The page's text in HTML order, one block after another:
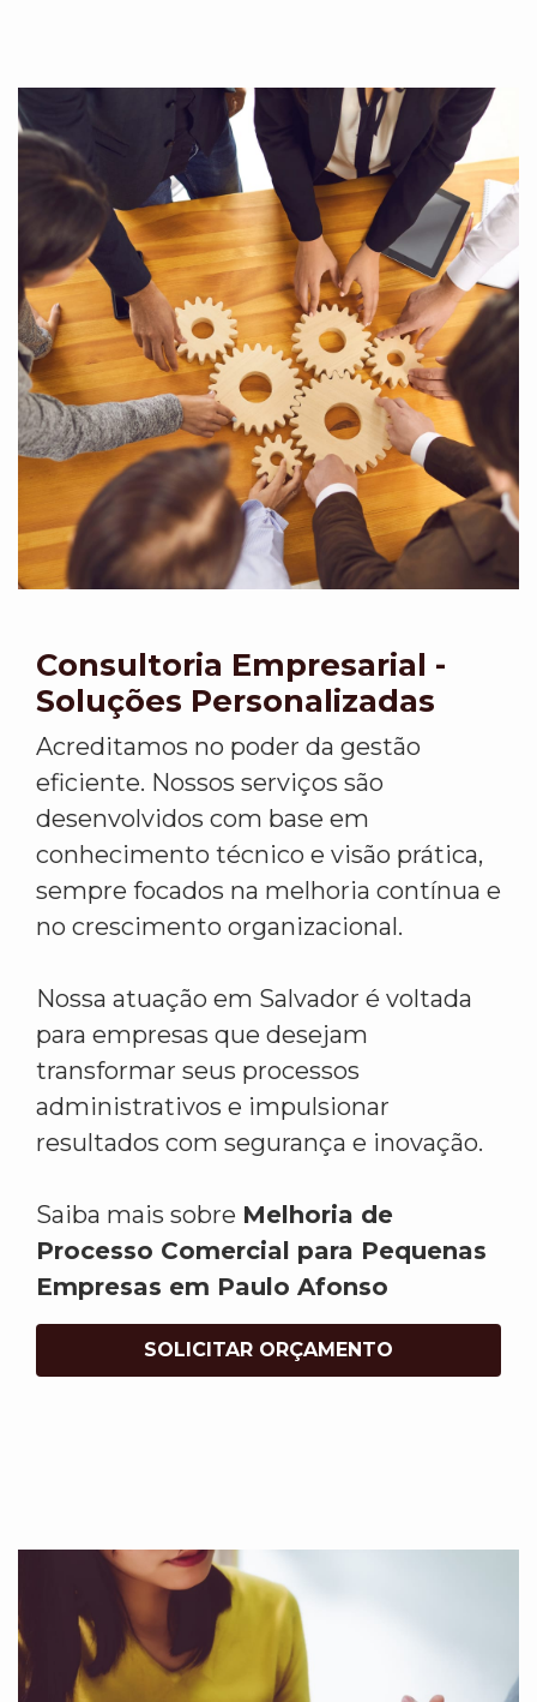
Consultoria Empresarial -
Soluções Personalizadas
Acreditamos no poder da gestão
eficiente. Nossos serviços são
desenvolvidos com base em
conhecimento técnico e visão prática,
sempre focados na melhoria contínua e
no crescimento organizacional.
Nossa atuação em Salvador é voltada
para empresas que desejam
transformar seus processos
administrativos e impulsionar
resultados com segurança e inovação.
Saiba mais sobre Melhoria de
Processo Comercial para Pequenas
Empresas em Paulo Afonso
SOLICITAR ORÇAMENTO